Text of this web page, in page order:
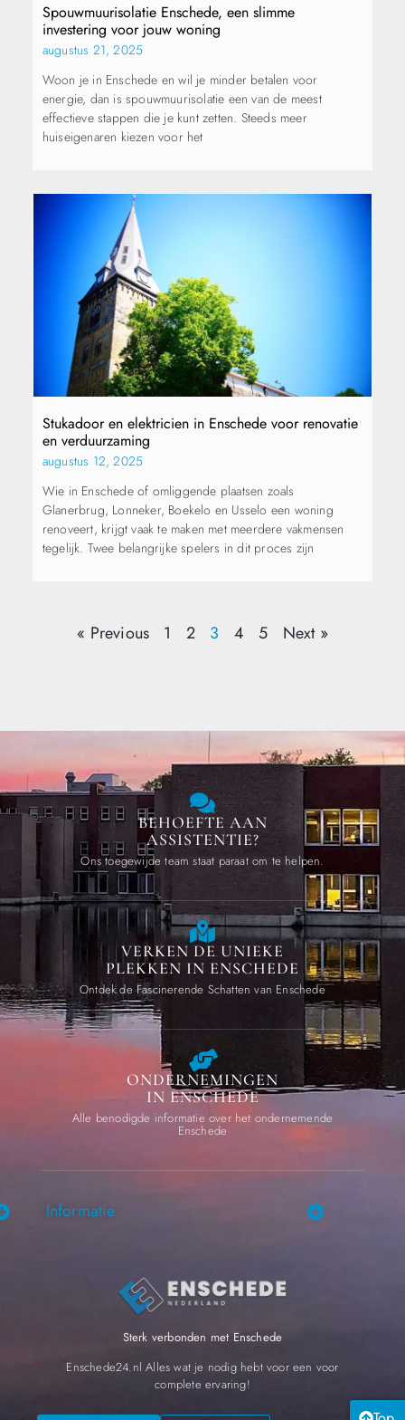
Spouwmuurisolatie Enschede, een slimme
investering voor jouw woning
augustus 21, 2025
Woon je in Enschede en wil je minder betalen voor
energie, dan is spouwmuurisolatie een van de meest
effectieve stappen die je kunt zetten. Steeds meer
huiseigenaren kiezen voor het
Stukadoor en elektricien in Enschede voor renovatie
en verduurzaming
augustus 12, 2025
Wie in Enschede of omliggende plaatsen zoals
Glanerbrug, Lonneker, Boekelo en Usselo een woning
renoveert, krijgt vaak te maken met meerdere vakmensen
tegelijk. Twee belangrijke spelers in dit proces zijn
« Previous 1 2 3 4 5 Next »
BEHOEFTE AAN
ASSISTENTIE?
Ons toegewijde team staat paraat om te helpen.
VERKEN DE UNIEKE
PLEKKEN IN ENSCHEDE
Ontdek de Fascinerende Schatten van Enschede
ONDERNEMINGEN
IN ENSCHEDE
Alle benodigde informatie over het ondernemende
Enschede
Informatie
Sterk verbonden met Enschede
Enschede24.nl Alles wat je nodig hebt voor een voor
complete ervaring!